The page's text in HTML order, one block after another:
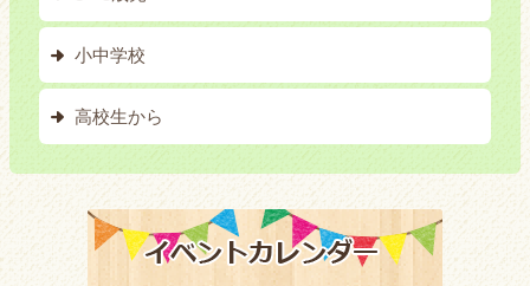
小中学校
高校生から